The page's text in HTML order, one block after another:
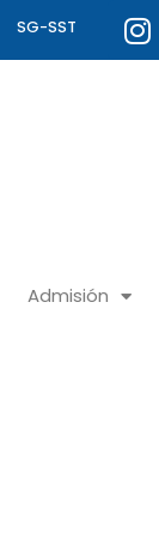
SG-SST
Admisión